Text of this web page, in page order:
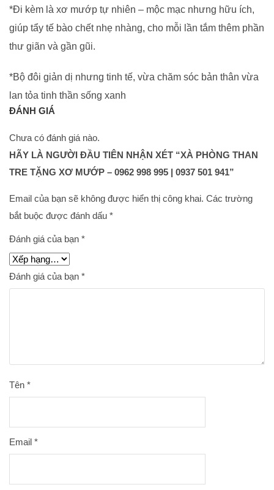
*Đi kèm là xơ mướp tự nhiên – mộc mạc nhưng hữu ích,
giúp tẩy tế bào chết nhẹ nhàng, cho mỗi lần tắm thêm phần
thư giãn và gần gũi.
*Bộ đôi giản dị nhưng tinh tế, vừa chăm sóc bản thân vừa
lan tỏa tinh thần sống xanh
ĐÁNH GIÁ
Chưa có đánh giá nào.
HÃY LÀ NGƯỜI ĐẦU TIÊN NHẬN XÉT “XÀ PHÒNG THAN
TRE TẶNG XƠ MƯỚP – 0962 998 995 | 0937 501 941”
Email của bạn sẽ không được hiển thị công khai. Các trường
bắt buộc được đánh dấu *
Đánh giá của bạn *
Đánh giá của bạn *
Tên *
Email *